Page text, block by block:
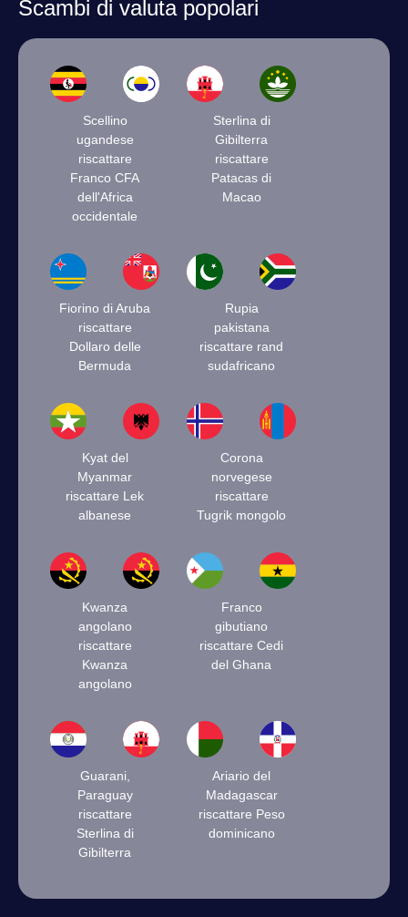
Scambi di valuta popolari
Scellino
ugandese
riscattare
Franco CFA
dell'Africa
occidentale
Sterlina di
Gibilterra
riscattare
Patacas di
Macao
Fiorino di Aruba
riscattare
Dollaro delle
Bermuda
Rupia
pakistana
riscattare rand
sudafricano
Kyat del
Myanmar
riscattare Lek
albanese
Corona
norvegese
riscattare
Tugrik mongolo
Kwanza
angolano
riscattare
Kwanza
angolano
Franco
gibutiano
riscattare Cedi
del Ghana
Guarani,
Paraguay
riscattare
Sterlina di
Gibilterra
Ariario del
Madagascar
riscattare Peso
dominicano